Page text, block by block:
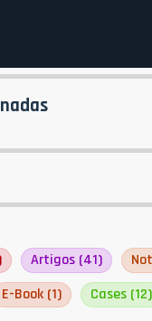
Artigos (41)
E-Book (1) Cases (12)